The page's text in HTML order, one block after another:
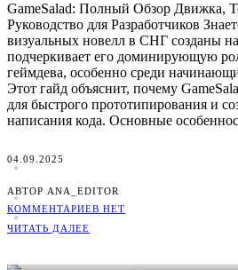
GameSalad: Полный Обзор Движка,
Руководство для Разработчиков
визуальных новелл в СНГ созданы
подчеркивает его доминирующую
геймдева, особенно среди
Этот гайд объяснит, почему
для быстрого прототипирования и
написания кода. Основные
04.09.2025
АВТОР ANA_EDITOR
КОММЕНТАРИЕВ НЕТ
ЧИТАТЬ ДАЛЕЕ